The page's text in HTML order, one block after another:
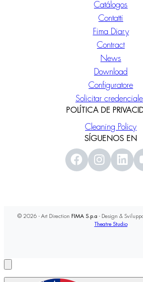
Catálogos
Contatti
Fima Diary
Contract
News
Download
Configuratore
Solicitar
POLÍTICA DE
Cleaning Policy
SÍGUENOS EN
© 2026 - Art Direction FIMA S.p.a - Design &
Theatre Studio